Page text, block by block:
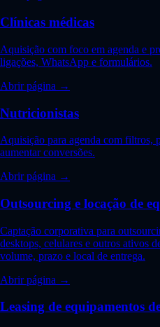
Clínicas médicas
Aquisição com foco em agenda e
ligações, WhatsApp e formulários.
Abrir página →
Nutricionistas
Aquisição para agenda com filtros,
aumentar conversões.
Abrir página →
Outsourcing e locação de
Captação corporativa para
desktops, celulares e outros ativos
volume, prazo e local de entrega.
Abrir página →
Leasing de equipamentos